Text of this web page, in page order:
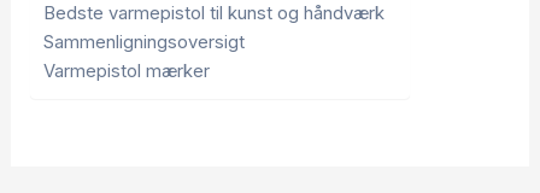
Bedste varmepistol til kunst og håndværk
Sammenligningsoversigt
Varmepistol mærker